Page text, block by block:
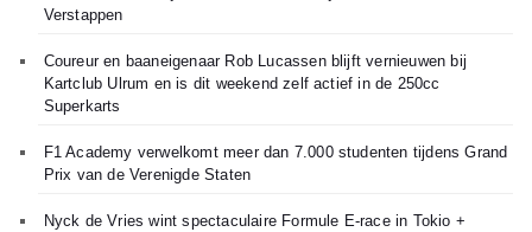
Verstappen
Coureur en baaneigenaar Rob Lucassen blijft vernieuwen bij
Kartclub Ulrum en is dit weekend zelf actief in de 250cc
Superkarts
F1 Academy verwelkomt meer dan 7.000 studenten tijdens Grand
Prix van de Verenigde Staten
Nyck de Vries wint spectaculaire Formule E-race in Tokio +